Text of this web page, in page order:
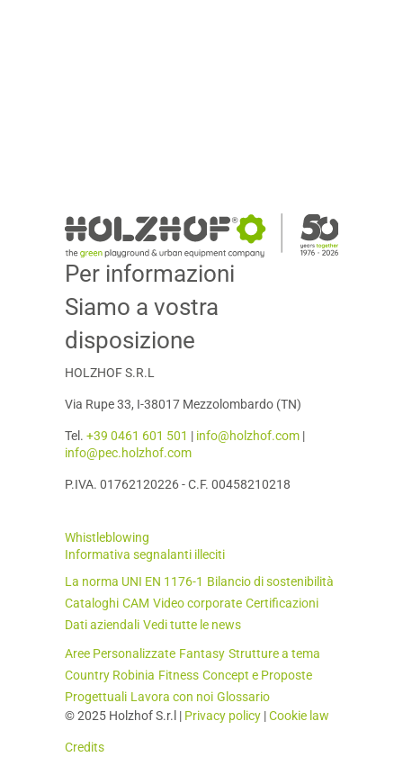
Per informazioni
Siamo a vostra
disposizione
HOLZHOF S.R.L
Via Rupe 33, I-38017 Mezzolombardo (TN)
Tel. +39 0461 601 501 | info@holzhof.com|
info@pec.holzhof.com
P.IVA. 01762120226 - C.F. 00458210218
Whistleblowing
Informativa segnalanti illeciti
La norma UNI EN 1176-1 Bilancio di sostenibilità
Cataloghi CAM Video corporate Certificazioni
Dati aziendali Vedi tutte le news
Aree Personalizzate Fantasy Strutture a tema
Country Robinia Fitness Concept e Proposte
Progettuali Lavora con noi Glossario
© 2025 Holzhof S.r.l | Privacy policy|Cookie law
Credits